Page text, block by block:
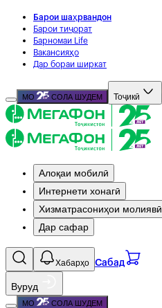
Барои шаҳрвандон
Барои тиҷорат
Барномаи Life
Вакансияҳо
Дар бораи ширкат
МО СОЛА ШУДЕМ Тоҷикӣ
Алоқаи мобилӣ
Интернети хонагӣ
Хизматрасониҳои молиявӣ
Дар сафар
Хабарҳо Сабад
Вуруд
МО СОЛА ШУДЕМ